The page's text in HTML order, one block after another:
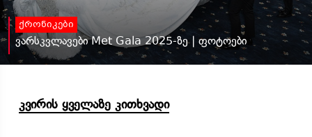
ქრონიკები
ვარსკვლავები Met Gala 2025-ზე | ფოტოები
კვირის ყველაზე კითხვადი